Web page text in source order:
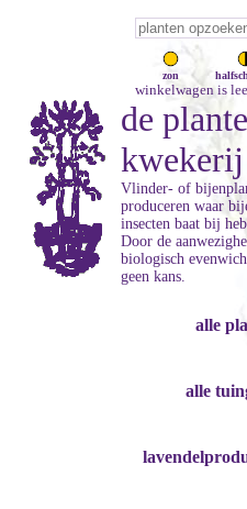
zon
winkelwagen is
de
Vlinder- of
produceren waar
insecten baat bij
Door de
biologisch
geen kans.
alle
alle